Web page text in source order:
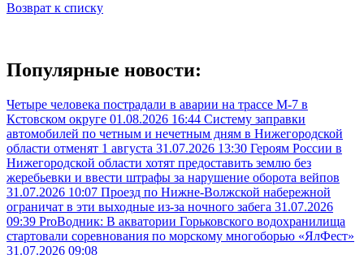
Возврат к списку
Популярные новости:
Четыре человека пострадали в аварии на трассе М-7 в
Кстовском округе 01.08.2026 16:44 Систему заправки
автомобилей по четным и нечетным дням в Нижегородской
области отменят 1 августа 31.07.2026 13:30 Героям России в
Нижегородской области хотят предоставить землю без
жеребьевки и ввести штрафы за нарушение оборота вейпов
31.07.2026 10:07 Проезд по Нижне-Волжской набережной
ограничат в эти выходные из-за ночного забега 31.07.2026
09:39 ProВодник: В акватории Горьковского водохранилища
стартовали соревнования по морскому многоборью «ЯлФест»
31.07.2026 09:08